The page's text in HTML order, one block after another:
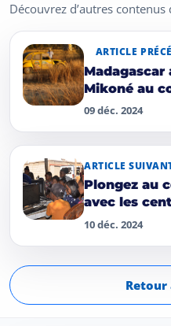
Découvrez d’autres
ARTICLE
Mikoné au
locales
09 déc. 2024
ARTICLE
Plongez au
avec les
10 déc. 2024
Retour